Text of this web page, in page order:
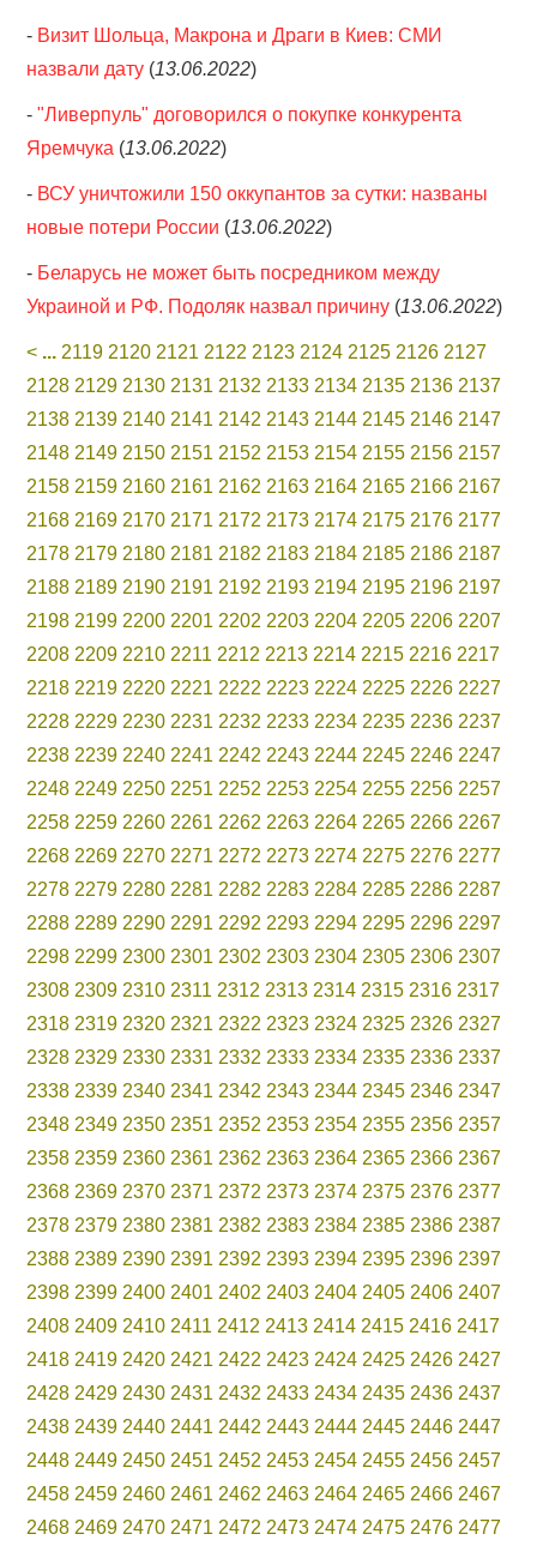
- Визит Шольца, Макрона и Драги в Киев: СМИ
назвали дату (13.06.2022)
-"Ливерпуль" договорился о покупке конкурента
Яремчука (13.06.2022)
- ВСУ уничтожили 150 оккупантов за сутки: названы
новые потери России (13.06.2022)
- Беларусь не может быть посредником между
Украиной и РФ. Подоляк назвал причину (13.06.2022)
< ... 2119 2120 2121 2122 2123 2124 2125 2126 2127
2128 2129 2130 2131 2132 2133 2134 2135 2136 2137
2138 2139 2140 2141 2142 2143 2144 2145 2146 2147
2148 2149 2150 2151 2152 2153 2154 2155 2156 2157
2158 2159 2160 2161 2162 2163 2164 2165 2166 2167
2168 2169 2170 2171 2172 2173 2174 2175 2176 2177
2178 2179 2180 2181 2182 2183 2184 2185 2186 2187
2188 2189 2190 2191 2192 2193 2194 2195 2196 2197
2198 2199 2200 2201 2202 2203 2204 2205 2206 2207
2208 2209 2210 2211 2212 2213 2214 2215 2216 2217
2218 2219 2220 2221 2222 2223 2224 2225 2226 2227
2228 2229 2230 2231 2232 2233 2234 2235 2236 2237
2238 2239 2240 2241 2242 2243 2244 2245 2246 2247
2248 2249 2250 2251 2252 2253 2254 2255 2256 2257
2258 2259 2260 2261 2262 2263 2264 2265 2266 2267
2268 2269 2270 2271 2272 2273 2274 2275 2276 2277
2278 2279 2280 2281 2282 2283 2284 2285 2286 2287
2288 2289 2290 2291 2292 2293 2294 2295 2296 2297
2298 2299 2300 2301 2302 2303 2304 2305 2306 2307
2308 2309 2310 2311 2312 2313 2314 2315 2316 2317
2318 2319 2320 2321 2322 2323 2324 2325 2326 2327
2328 2329 2330 2331 2332 2333 2334 2335 2336 2337
2338 2339 2340 2341 2342 2343 2344 2345 2346 2347
2348 2349 2350 2351 2352 2353 2354 2355 2356 2357
2358 2359 2360 2361 2362 2363 2364 2365 2366 2367
2368 2369 2370 2371 2372 2373 2374 2375 2376 2377
2378 2379 2380 2381 2382 2383 2384 2385 2386 2387
2388 2389 2390 2391 2392 2393 2394 2395 2396 2397
2398 2399 2400 2401 2402 2403 2404 2405 2406 2407
2408 2409 2410 2411 2412 2413 2414 2415 2416 2417
2418 2419 2420 2421 2422 2423 2424 2425 2426 2427
2428 2429 2430 2431 2432 2433 2434 2435 2436 2437
2438 2439 2440 2441 2442 2443 2444 2445 2446 2447
2448 2449 2450 2451 2452 2453 2454 2455 2456 2457
2458 2459 2460 2461 2462 2463 2464 2465 2466 2467
2468 2469 2470 2471 2472 2473 2474 2475 2476 2477